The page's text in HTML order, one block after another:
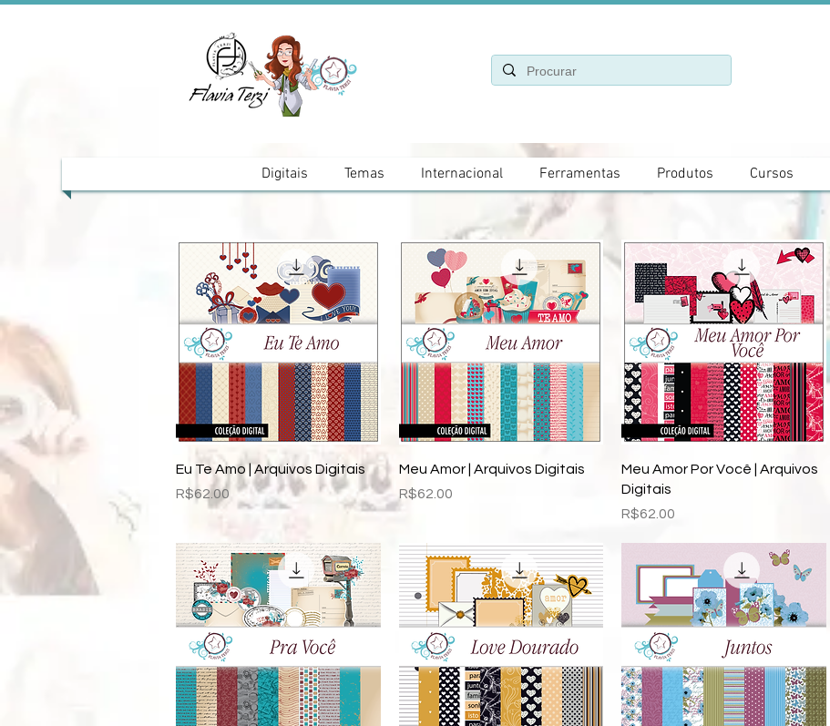
Digitais Temas Internacional Ferramentas Produtos Cursos
Quick View
Eu Te Amo | Arquivos Digitais
Price
R$62.00
Quick View
Meu Amor | Arquivos Digitais
Price
R$62.00
Quick View
Meu Amor Por Você | Arquivos
Digitais
Price
R$62.00